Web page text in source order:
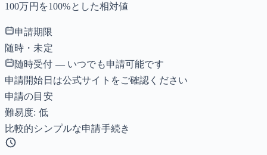
100万円を100%とした相対値
申請期限
随時・未定
随時受付 — いつでも申請可能です
申請開始日は公式サイトをご確認ください
申請の目安
難易度: 低
比較的シンプルな申請手続き